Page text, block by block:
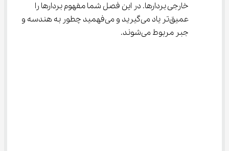
خارجی بردارها. در این فصل شما مفهوم بردارها را
عمیق‌تر یاد می‌گیرید و می‌فهمید چطور به هندسه و
جبر مربوط می‌شوند.